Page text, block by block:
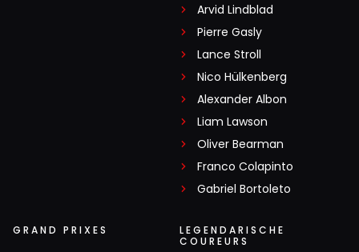
Arvid Lindblad
Pierre Gasly
Lance Stroll
Nico Hülkenberg
Alexander Albon
Liam Lawson
Oliver Bearman
Franco Colapinto
Gabriel Bortoleto
GRAND PRIXES
LEGENDARISCHE
COUREURS